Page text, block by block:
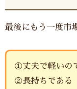
最後にもう一度市
①丈夫で軽いの
②長持ちである